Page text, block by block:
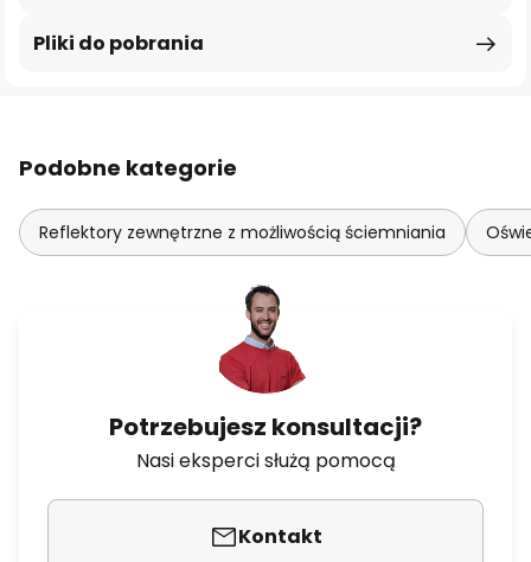
Pliki do pobrania
Podobne kategorie
Reflektory zewnętrzne z możliwością ściemniania
Potrzebujesz konsultacji?
Nasi eksperci służą pomocą
Kontakt